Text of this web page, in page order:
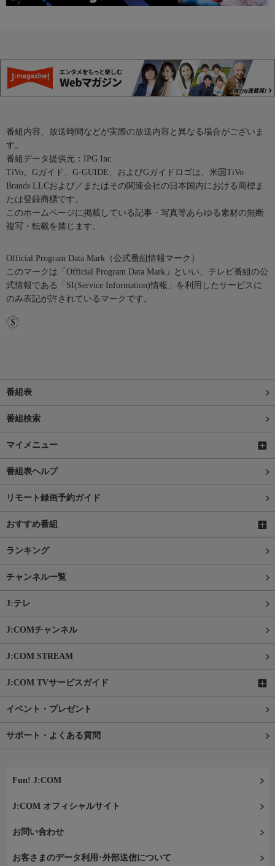
番組内容、放送時間などが実際の放送内容と異なる場合がございま
す。
番組データ提供元：IPG Inc.
TiVo、Gガイド、G-GUIDE、およびGガイドロゴは、米国TiVo
Brands LLCおよび／またはその関連会社の日本国内における商標ま
たは登録商標です。
このホームページに掲載している記事・写真等あらゆる素材の無断
複写・転載を禁じます。
Official Program Data Mark（公式番組情報マーク）
このマークは「Official Program Data Mark」といい、テレビ番組の公
式情報である「SI(Service Information)情報」を利用したサービスに
のみ表記が許されているマークです。
番組表
番組検索
マイメニュー
番組表ヘルプ
リモート録画予約ガイド
おすすめ番組
ランキング
チャンネル一覧
J:テレ
J:COMチャンネル
J:COM STREAM
J:COM TVサービスガイド
イベント・プレゼント
サポート・よくある質問
Fun! J:COM
J:COM オフィシャルサイト
お問い合わせ
お客さまのデータ利用･外部送信について